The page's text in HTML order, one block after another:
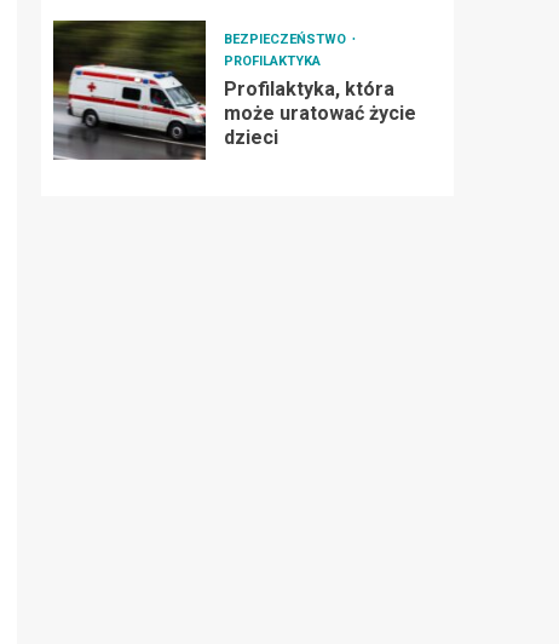
BEZPIECZEŃSTWO
PROFILAKTYKA
Profilaktyka, która
może uratować życie
dzieci